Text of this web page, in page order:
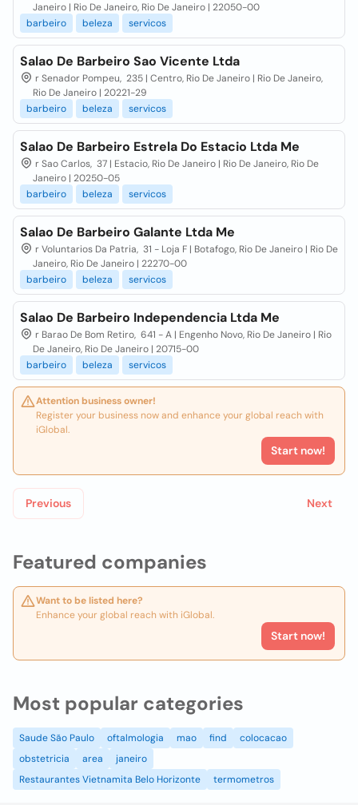
Featured companies
Want to be listed here?
Enhance your global reach with iGlobal.
Start now!
Janeiro | Rio De Janeiro, Rio De Janeiro | 22050-00
barbeiro
beleza servicos
Salao De Barbeiro Sao Vicente Ltda
r Senador Pompeu, 235 | Centro, Rio De Janeiro | Rio De Janeiro,
Rio De Janeiro | 20221-29
barbeiro
beleza servicos
Salao De Barbeiro Estrela Do Estacio Ltda Me
r Sao Carlos, 37 | Estacio, Rio De Janeiro | Rio De Janeiro, Rio De
Janeiro | 20250-05
barbeiro
beleza servicos
Salao De Barbeiro Galante Ltda Me
r Voluntarios Da Patria, 31 - Loja F | Botafogo, Rio De Janeiro | Rio De
Janeiro, Rio De Janeiro | 22270-00
barbeiro
beleza servicos
Salao De Barbeiro Independencia Ltda Me
r Barao De Bom Retiro, 641 - A | Engenho Novo, Rio De Janeiro | Rio
De Janeiro, Rio De Janeiro | 20715-00
barbeiro
beleza servicos
Attention business owner!
Register your business now and enhance your global reach with
iGlobal.
Start now!
Previous Next
Most popular categories
Saude São Paulo oftalmologia mao find
colocacao
obstetricia
area
janeiro
Restaurantes Vietnamita Belo Horizonte
termometros